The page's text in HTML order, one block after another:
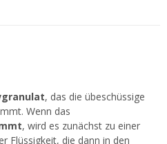
, das die übeschüssige
Wenn das
, wird es zunächst zu einer
Flüssigkeit, die dann in den